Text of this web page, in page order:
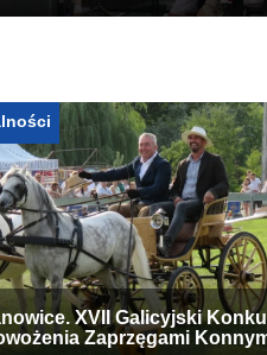
XVII Galicyjski
Zaprzęgami